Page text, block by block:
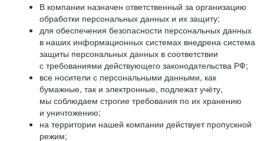
В компании назначен ответственный за организацию
обработки персональных данных и их защиту;
для обеспечения безопасности персональных данных
в наших информационных системах внедрена система
защиты персональных данных в соответствии
с требованиями действующего законодательства РФ;
все носители с персональными данными, как
бумажные, так и электронные, подлежат учёту,
мы соблюдаем строгие требования по их хранению
и уничтожению;
на территории нашей компании действует пропускной
режим;